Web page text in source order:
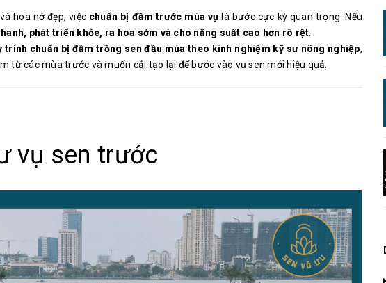
hoa nở đẹp, việc chuẩn bị đầm trước mùa vụ là bước cực kỳ quan trọng. Nếu
phát triển khỏe, ra hoa sớm và cho năng suất cao hơn rõ rệt
trình chuẩn bị đầm trồng sen đầu mùa theo kinh nghiệm kỹ sư nông nghiệp,
từ các mùa trước và muốn cải tạo lại để bước vào vụ sen mới hiệu quả.
vụ sen trước